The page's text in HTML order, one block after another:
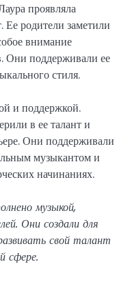
проявляла
родители заметили
внимание
Они поддерживали ее
стиля.
и поддержкой.
в ее талант и
Они поддерживали
музыкантом и
начинаниях.
музыкой,
Они создали для
свой талант
сфере.